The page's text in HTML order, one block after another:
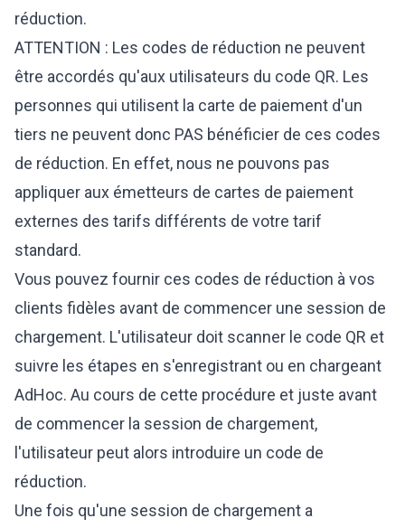
réduction.
ATTENTION : Les codes de réduction ne peuvent
être accordés qu'aux utilisateurs du code QR. Les
personnes qui utilisent la carte de paiement d'un
tiers ne peuvent donc PAS bénéficier de ces codes
de réduction. En effet, nous ne pouvons pas
appliquer aux émetteurs de cartes de paiement
externes des tarifs différents de votre tarif
standard.
Vous pouvez fournir ces codes de réduction à vos
clients fidèles avant de commencer une session de
chargement. L'utilisateur doit scanner le code QR et
suivre les étapes en s'enregistrant ou en chargeant
AdHoc. Au cours de cette procédure et juste avant
de commencer la session de chargement,
l'utilisateur peut alors introduire un code de
réduction.
Une fois qu'une session de chargement a